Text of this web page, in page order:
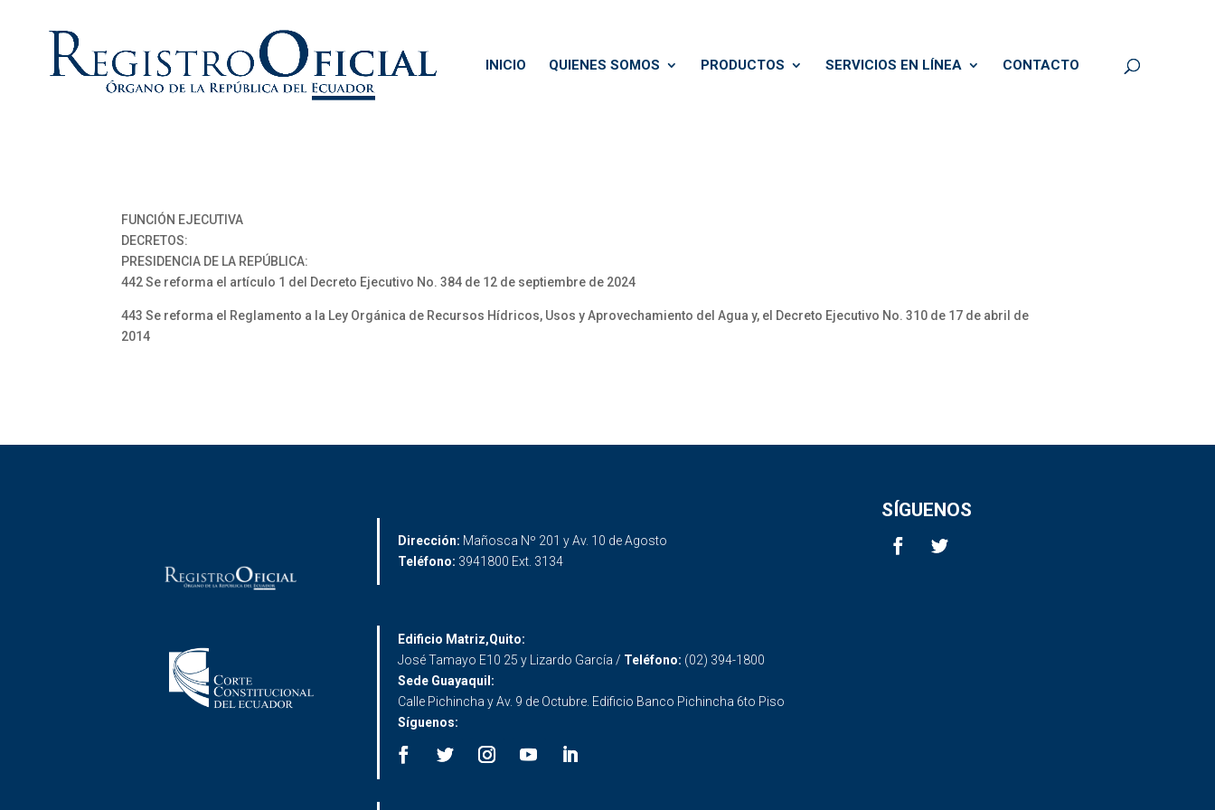
INICIO QUIENES SOMOS PRODUCTOS SERVICIOS EN LÍNEA CONTACTO
FUNCIÓN EJECUTIVA
DECRETOS:
PRESIDENCIA DE LA REPÚBLICA:
442 Se reforma el artículo 1 del Decreto Ejecutivo No. 384 de 12 de septiembre de 2024
443 Se reforma el Reglamento a la Ley Orgánica de Recursos Hídricos, Usos y Aprovechamiento del Agua y, el Decreto Ejecutivo No. 310 de 17 de abril de
2014
Dirección: Mañosca Nº 201 y Av. 10 de Agosto
Teléfono: 3941800 Ext. 3134
SÍGUENOS
Edificio Matriz,Quito:
José Tamayo E10 25 y Lizardo García / Teléfono: (02) 394-1800
Sede Guayaquil:
Calle Pichincha y Av. 9 de Octubre. Edificio Banco Pichincha 6to Piso
Síguenos: